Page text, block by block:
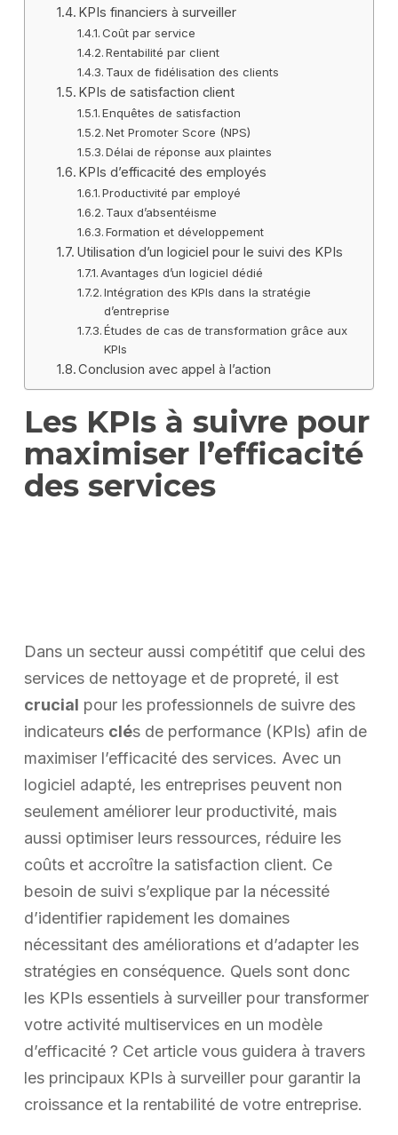
KPIs financiers à surveiller
Coût par service
Rentabilité par client
Taux de fidélisation des clients
KPIs de satisfaction client
Enquêtes de satisfaction
Net Promoter Score (NPS)
Délai de réponse aux plaintes
KPIs d’efficacité des employés
Productivité par employé
Taux d’absentéisme
Formation et développement
Utilisation d’un logiciel pour le suivi des KPIs
Avantages d’un logiciel dédié
Intégration des KPIs dans la stratégie
d’entreprise
Études de cas de transformation grâce aux
KPIs
Conclusion avec appel à l’action
Les KPIs à suivre pour
maximiser l’efficacité
des services
Dans un secteur aussi compétitif que celui des
services de nettoyage et de propreté, il est
crucial pour les professionnels de suivre des
indicateurs clés de performance (KPIs) afin de
maximiser l’efficacité des services. Avec un
logiciel adapté, les entreprises peuvent non
seulement améliorer leur productivité, mais
aussi optimiser leurs ressources, réduire les
coûts et accroître la satisfaction client. Ce
besoin de suivi s’explique par la nécessité
d’identifier rapidement les domaines
nécessitant des améliorations et d’adapter les
stratégies en conséquence. Quels sont donc
les KPIs essentiels à surveiller pour transformer
votre activité multiservices en un modèle
d’efficacité ? Cet article vous guidera à travers
les principaux KPIs à surveiller pour garantir la
croissance et la rentabilité de votre entreprise.